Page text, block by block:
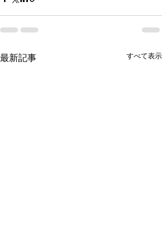
最新記事 すべて表示